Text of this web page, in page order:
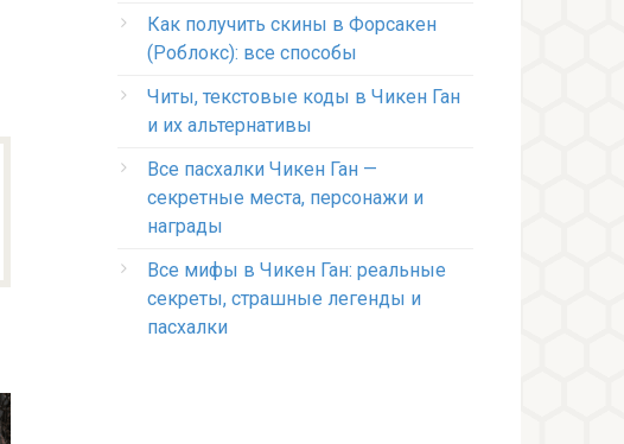
Как получить скины в Форсакен
(Роблокс): все способы
Читы, текстовые коды в Чикен Ган
и их альтернативы
Все пасхалки Чикен Ган —
секретные места, персонажи и
награды
Все мифы в Чикен Ган: реальные
секреты, страшные легенды и
пасхалки